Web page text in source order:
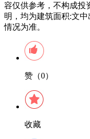
容仅供参考，不构成投
明，均为建筑面积:文
情况为准。
赞（0）
收藏